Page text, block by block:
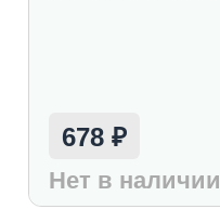
678 ₽
Нет в наличии